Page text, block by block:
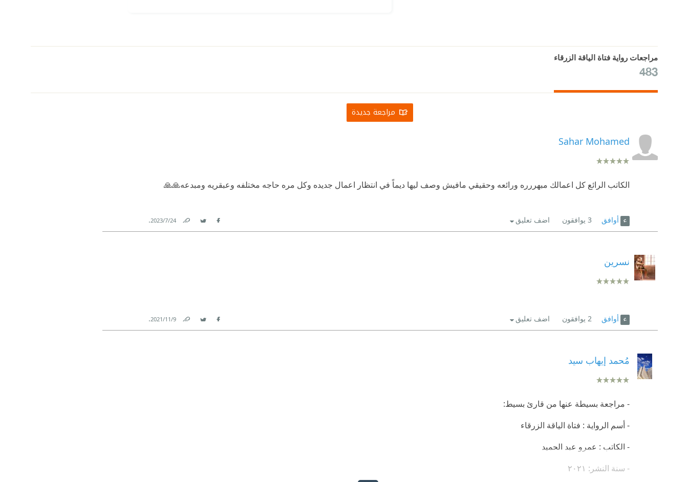
مراجعات رواية فتاة الياقة الزرقاء
483
مراجعة جديدة
Sahar Mohamed
الكاتب الرائع كل اعمالك مبهررره ورائعه وحقيقي مافيش وصف ليها ديماً في انتظار اعمال جديده وكل مره حاجه مختلفه وعبقريه ومبدعه🙏🙏
Facebook
Twitter
Link
24‏/7‏/2023
. أوافق 3 يوافقون اضف تعليق
نسرين
Facebook
Twitter
Link
9‏/11‏/2021
. أوافق 2 يوافقون اضف تعليق
مُحمد إيهاب سيد
- مراجعة بسيطة عنها من قارئ بسيط:
- أسم الرواية : فتاة الياقة الزرقاء
- الكاتب : عمرو عبد الحميد
- سنة النشر: ٢٠٢١